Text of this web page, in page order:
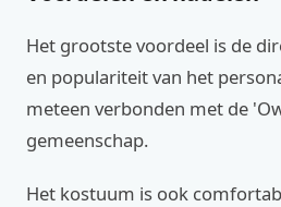
Het grootste voordeel is de
en populariteit van het
meteen verbonden met de
gemeenschap.
Het kostuum is ook